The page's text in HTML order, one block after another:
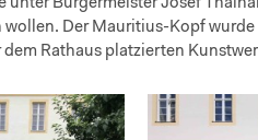
unter Bürgermeister Josef
Der Mauritius-Kopf
dem Rathaus platzierten